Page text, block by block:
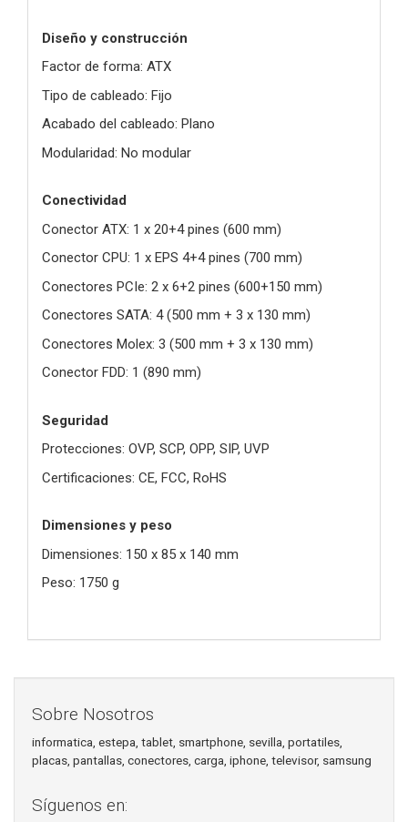
Diseño y construcción
Factor de forma: ATX
Tipo de cableado: Fijo
Acabado del cableado: Plano
Modularidad: No modular
Conectividad
Conector ATX: 1 x 20+4 pines (600 mm)
Conector CPU: 1 x EPS 4+4 pines (700 mm)
Conectores PCIe: 2 x 6+2 pines (600+150 mm)
Conectores SATA: 4 (500 mm + 3 x 130 mm)
Conectores Molex: 3 (500 mm + 3 x 130 mm)
Conector FDD: 1 (890 mm)
Seguridad
Protecciones: OVP, SCP, OPP, SIP, UVP
Certificaciones: CE, FCC, RoHS
Dimensiones y peso
Dimensiones: 150 x 85 x 140 mm
Peso: 1750 g
Sobre Nosotros
informatica, estepa, tablet, smartphone, sevilla, portatiles,
placas, pantallas, conectores, carga, iphone, televisor, samsung
Síguenos en: